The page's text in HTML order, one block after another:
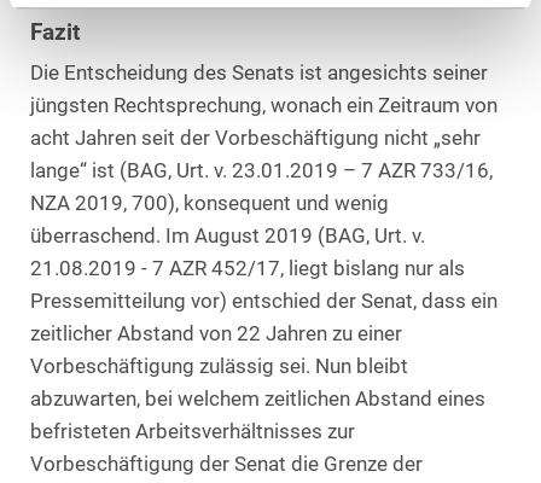
Fazit
Die Entscheidung des Senats ist angesichts seiner
jüngsten Rechtsprechung, wonach ein Zeitraum von
acht Jahren seit der Vorbeschäftigung nicht „sehr
lange“ ist (BAG, Urt. v. 23.01.2019 – 7 AZR 733/16,
NZA 2019, 700), konsequent und wenig
überraschend. Im August 2019 (BAG, Urt. v.
21.08.2019 - 7 AZR 452/17, liegt bislang nur als
Pressemitteilung vor) entschied der Senat, dass ein
zeitlicher Abstand von 22 Jahren zu einer
Vorbeschäftigung zulässig sei. Nun bleibt
abzuwarten, bei welchem zeitlichen Abstand eines
befristeten Arbeitsverhältnisses zur
Vorbeschäftigung der Senat die Grenze der